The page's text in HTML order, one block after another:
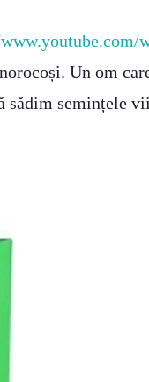
Un om
sădim semințele